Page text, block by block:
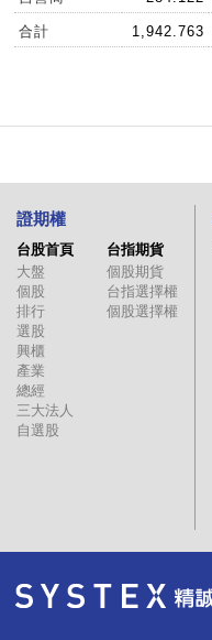
合計 1,942.763
證期權
台股首頁
大盤
個股
排行
選股
興櫃
產業
總經
三大法人
自選股
台指期貨
個股期貨
台指選擇權
個股選擇權